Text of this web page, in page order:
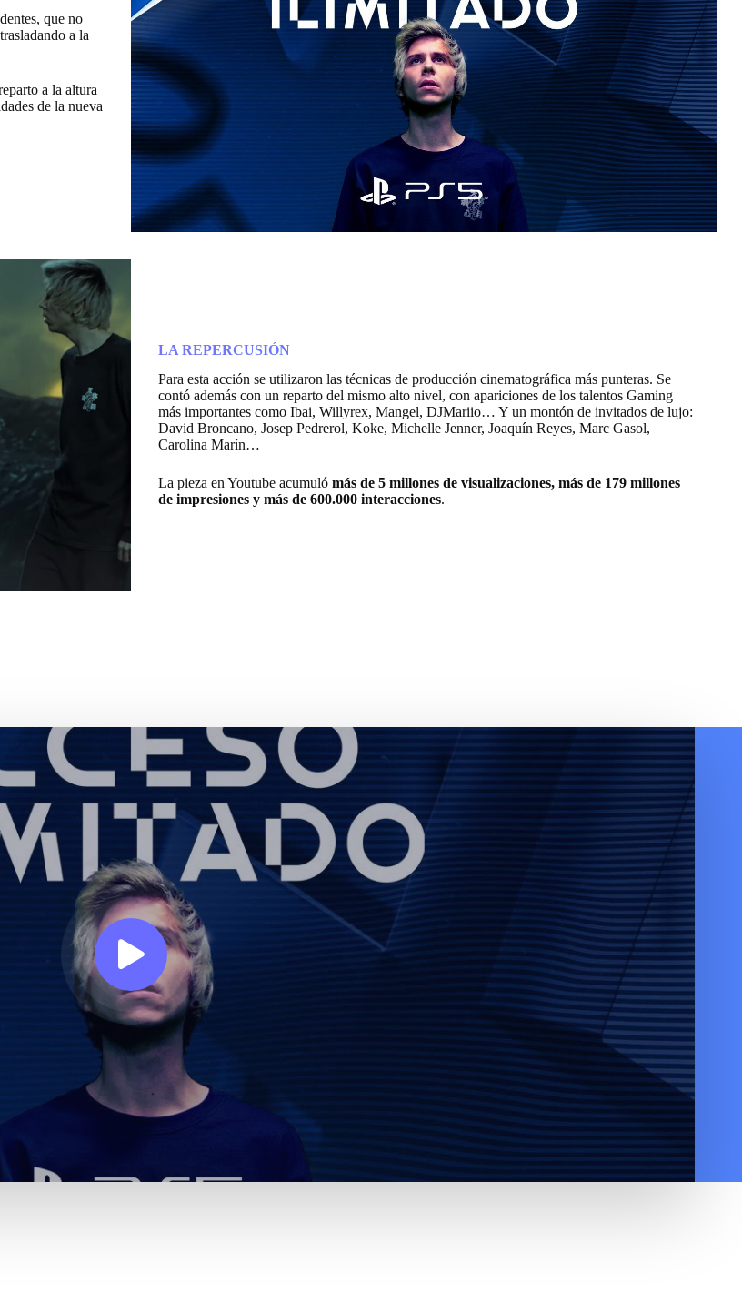
que no
a la
a la altura
de la nueva
LA REPERCUSIÓN
Para esta acción se utilizaron las técnicas de producción cinematográfica más punteras. Se
contó además con un reparto del mismo alto nivel, con apariciones de los talentos Gaming
más importantes como Ibai, Willyrex, Mangel, DJMariio… Y un montón de invitados de lujo:
David Broncano, Josep Pedrerol, Koke, Michelle Jenner, Joaquín Reyes, Marc Gasol,
Carolina Marín…
La pieza en Youtube acumuló más de 5 millones de visualizaciones, más de 179 millones
de impresiones y más de 600.000 interacciones.